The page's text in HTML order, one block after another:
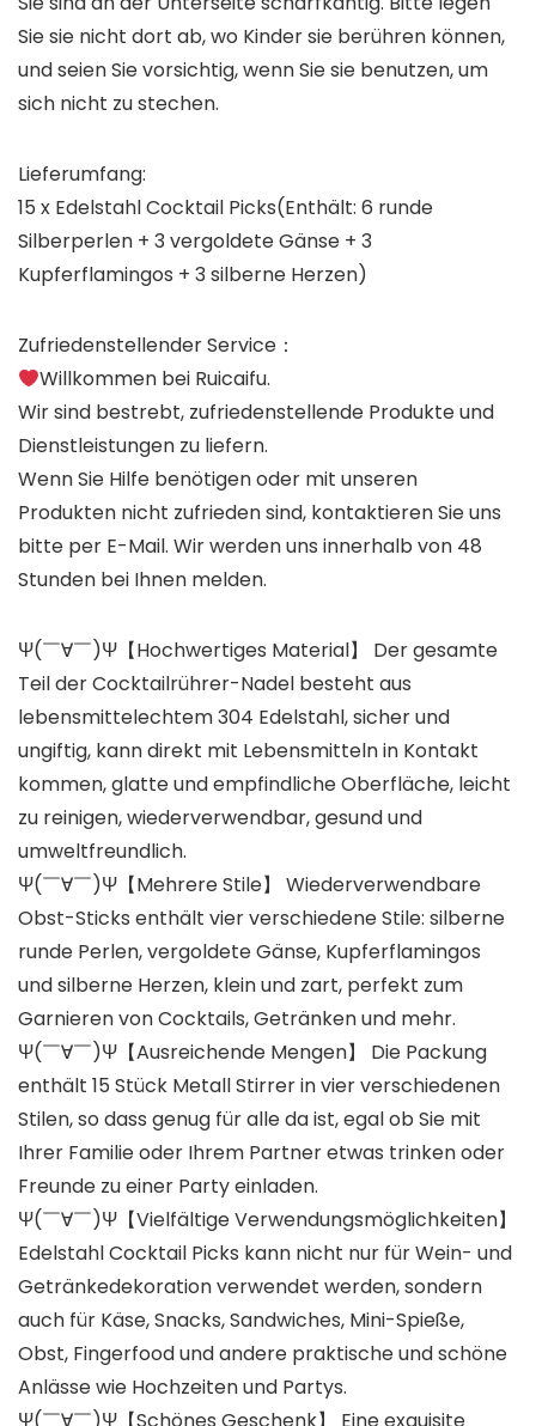
Sie sie nicht dort ab, wo Kinder sie berühren können,
und seien Sie vorsichtig, wenn Sie sie benutzen, um
sich nicht zu stechen.
Lieferumfang:
15 x Edelstahl Cocktail Picks(Enthält: 6 runde
Silberperlen + 3 vergoldete Gänse + 3
Kupferflamingos + 3 silberne Herzen)
Zufriedenstellender Service：
Willkommen bei Ruicaifu.
Wir sind bestrebt, zufriedenstellende Produkte und
Dienstleistungen zu liefern.
Wenn Sie Hilfe benötigen oder mit unseren
Produkten nicht zufrieden sind, kontaktieren Sie uns
bitte per E-Mail. Wir werden uns innerhalb von 48
Stunden bei Ihnen melden.
Ψ(￣∀￣)Ψ【Hochwertiges Material】 Der gesamte
Teil der Cocktailrührer-Nadel besteht aus
lebensmittelechtem 304 Edelstahl, sicher und
ungiftig, kann direkt mit Lebensmitteln in Kontakt
kommen, glatte und empfindliche Oberfläche, leicht
zu reinigen, wiederverwendbar, gesund und
umweltfreundlich.
Ψ(￣∀￣)Ψ【Mehrere Stile】 Wiederverwendbare
Obst-Sticks enthält vier verschiedene Stile: silberne
runde Perlen, vergoldete Gänse, Kupferflamingos
und silberne Herzen, klein und zart, perfekt zum
Garnieren von Cocktails, Getränken und mehr.
Ψ(￣∀￣)Ψ【Ausreichende Mengen】 Die Packung
enthält 15 Stück Metall Stirrer in vier verschiedenen
Stilen, so dass genug für alle da ist, egal ob Sie mit
Ihrer Familie oder Ihrem Partner etwas trinken oder
Freunde zu einer Party einladen.
Ψ(￣∀￣)Ψ【Vielfältige Verwendungsmöglichkeiten】
Edelstahl Cocktail Picks kann nicht nur für Wein- und
Getränkedekoration verwendet werden, sondern
auch für Käse, Snacks, Sandwiches, Mini-Spieße,
Obst, Fingerfood und andere praktische und schöne
Anlässe wie Hochzeiten und Partys.